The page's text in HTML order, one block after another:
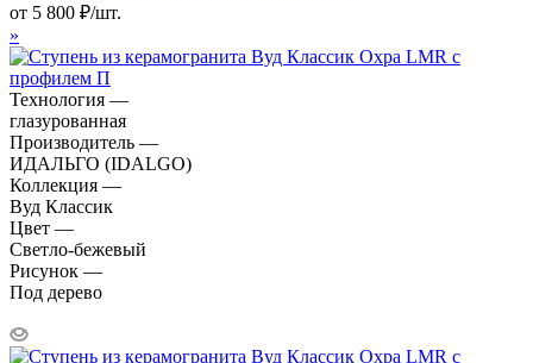
от 5 800 ₽/шт.
»
Технология —
глазурованная
Производитель —
ИДАЛЬГО (IDALGO)
Коллекция —
Вуд Классик
Цвет —
Светло-бежевый
Рисунок —
Под дерево